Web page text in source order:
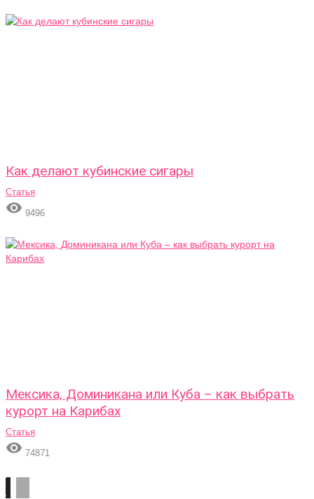
Как делают кубинские сигары
Статья
 9496
Мексика, Доминикана или Куба – как выбрать
курорт на Карибах
Статья
 74871